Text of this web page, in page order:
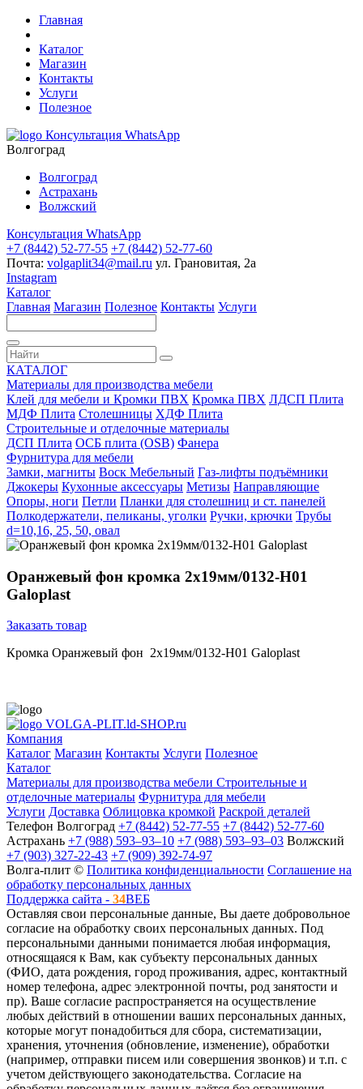
Главная
Каталог
Магазин
Контакты
Услуги
Полезное
Консультация WhatsApp
Волгоград
Волгоград
Астрахань
Волжский
Консультация WhatsApp
+7 (8442) 52-77-55 +7 (8442) 52-77-60
Почта: volgaplit34@mail.ru ул. Грановитая, 2а
Instagram
Каталог
Главная Магазин Полезное Контакты Услуги
КАТАЛОГ
Материалы для производства мебели
Клей для мебели и Кромки ПВХ Кромка ПВХ ЛДСП Плита
МДФ Плита Столешницы ХДФ Плита
Строительные и отделочные материалы
ДСП Плита ОСБ плита (OSB) Фанера
Фурнитура для мебели
3амки, магниты Воск Мебельный Газ-лифты подъёмники
Джокеры Кухонные аксессуары Метизы Направляющие
Опоры, ноги Петли Планки для столешниц и ст. панелей
Полкодержатели, пеликаны, уголки Ручки, крючки Трубы
d=10,16, 25, 50, овал
Оранжевый фон кромка 2х19мм/0132-Н01
Galoplast
Заказать товар
Кромка Оранжевый фон 2х19мм/0132-Н01 Galoplast
VOLGA-PLIT.ld-SHOP.ru
Компания
Каталог Магазин Контакты Услуги Полезное
Каталог
Материалы для производства мебели Строительные и
отделочные материалы Фурнитура для мебели
Услуги Доставка Облицовка кромкой Раскрой деталей
Телефон Волгоград +7 (8442) 52-77-55 +7 (8442) 52-77-60
Астрахань +7 (988) 593‒93‒10 +7 (988) 593‒93‒03 Волжский
+7 (903) 327-22-43 +7 (909) 392-74-97
Волга-плит © Политика конфиденциальности Соглашение на
обработку персональных данных
Поддержка сайта - 34ВЕБ
Оставляя свои персональные данные, Вы даете добровольное
согласие на обработку своих персональных данных. Под
персональными данными понимается любая информация,
относящаяся к Вам, как субъекту персональных данных
(ФИО, дата рождения, город проживания, адрес, контактный
номер телефона, адрес электронной почты, род занятости и
пр). Ваше согласие распространяется на осуществление
любых действий в отношении ваших персональных данных,
которые могут понадобиться для сбора, систематизации,
хранения, уточнения (обновление, изменение), обработки
(например, отправки писем или совершения звонков) и т.п. с
учетом действующего законодательства. Согласие на